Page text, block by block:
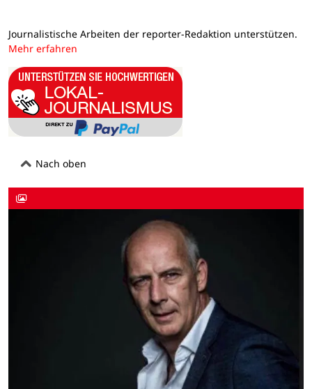
Journalistische Arbeiten der reporter-Redaktion unterstützen.
Mehr erfahren
Nach oben